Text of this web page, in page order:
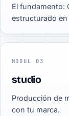
El fundamento:
estructurado en
MODUL 03
studio
Producción de
con tu marca.